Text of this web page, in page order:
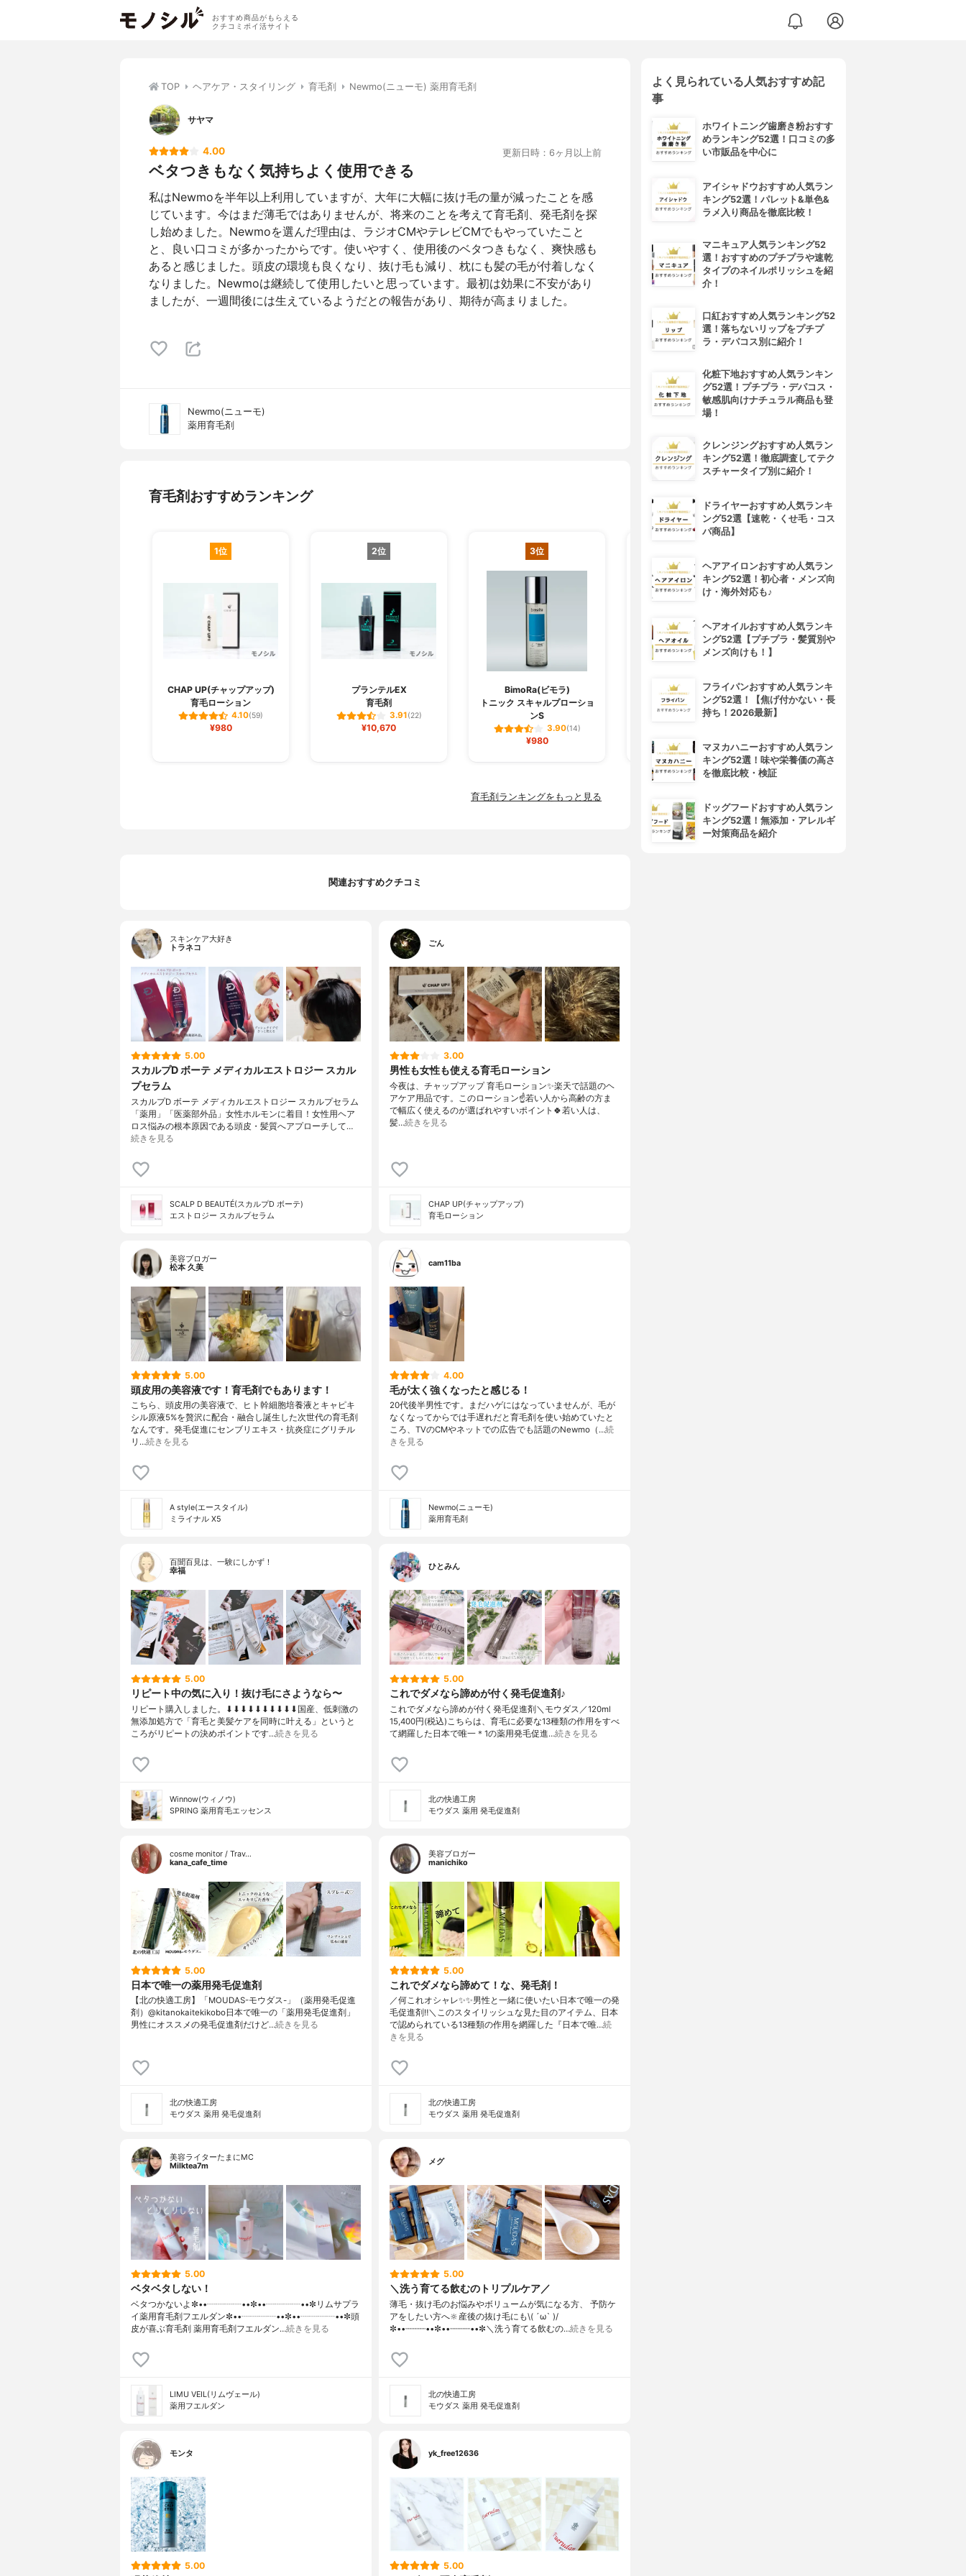
おすすめ商品がもらえる
クチコミポイ活サイト
TOP ヘアケア・スタイリング 育毛剤 Newmo(ニューモ) 薬用育毛剤
サヤマ
4.00 更新日時：6ヶ月以上前
ベタつきもなく気持ちよく使用できる
私はNewmoを半年以上利用していますが、大年に大幅に抜け毛の量が減ったことを感
じています。今はまだ薄毛ではありませんが、将来のことを考えて育毛剤、発毛剤を探
し始めました。Newmoを選んだ理由は、ラジオCMやテレビCMでもやっていたこと
と、良い口コミが多かったからです。使いやすく、使用後のベタつきもなく、爽快感も
あると感じました。頭皮の環境も良くなり、抜け毛も減り、枕にも髪の毛が付着しなく
なりました。Newmoは継続して使用したいと思っています。最初は効果に不安があり
ましたが、一週間後には生えているようだとの報告があり、期待が高まりました。
Newmo(ニューモ)
薬用育毛剤
育毛剤おすすめランキング
1位
CHAP UP(チャップアップ)
育毛ローション
4.10(59)
¥980
2位
プランテルEX
育毛剤
3.91(22)
¥10,670
3位
BimoRa(ビモラ)
トニック スキャルプローショ
ンS
3.90(14)
¥980
&GINO(アンドジーノ)
プレミアムグローパワー
3.88 (15)
FINJIA(フィンジア)
育毛剤ランキングをもっと見る
関連おすすめクチコミ
スキンケア大好き
トラネコ
5.00
スカルプD ボーテ メディカルエストロジー スカル
プセラム
スカルプD ボーテ メディカルエストロジー スカルプセラム
「薬用」「医薬部外品」女性ホルモンに着目！女性用ヘア
ロス悩みの根本原因である頭皮・髪質へアプローチして…
続きを見る
SCALP D BEAUTÉ(スカルプD ボーテ)
エストロジー スカルプセラム
ごん
3.00
男性も女性も使える育毛ローション
今夜は、チャップアップ 育毛ローション✨楽天で話題のヘ
アケア用品です。このローション☝️若い人から高齢の方ま
で幅広く使えるのが選ばれやすいポイント🍀若い人は、
髪…続きを見る
CHAP UP(チャップアップ)
育毛ローション
美容ブロガー
松本 久美
5.00
頭皮用の美容液です！育毛剤でもあります！
こちら、頭皮用の美容液で、ヒト幹細胞培養液とキャピキ
シル原液5%を贅沢に配合・融合し誕生した次世代の育毛剤
なんです。発毛促進にセンブリエキス・抗炎症にグリチル
リ…続きを見る
A style(エースタイル)
ミライナル X5
cam11ba
4.00
毛が太く強くなったと感じる！
20代後半男性です。まだハゲにはなっていませんが、毛が
なくなってからでは手遅れだと育毛剤を使い始めていたと
ころ、TVのCMやネットでの広告でも話題のNewmo（…続
きを見る
Newmo(ニューモ)
薬用育毛剤
百聞百見は、一験にしかず！
幸福
5.00
リピート中の気に入り！抜け毛にさようなら〜
リピート購入しました。⬇︎⬇︎⬇︎⬇︎⬇︎⬇︎⬇︎⬇︎⬇︎⬇︎国産、低刺激の
無添加処方で「育毛と美髪ケアを同時に叶える」というと
ころがリピートの決めポイントです…続きを見る
Winnow(ウィノウ)
SPRING 薬用育毛エッセンス
ひとみん
5.00
これでダメなら諦めが付く発毛促進剤♪
これでダメなら諦めが付く発毛促進剤＼モウダス／120ml
15,400円(税込)こちらは、育毛に必要な13種類の作用をすべ
て網羅した日本で唯一＊1の薬用発毛促進…続きを見る
北の快適工房
モウダス 薬用 発毛促進剤
cosme monitor / Trav…
kana_cafe_time
5.00
日本で唯一の薬用発毛促進剤
【北の快適工房】「MOUDAS-モウダス-」（薬用発毛促進
剤）@kitanokaitekikobo日本で唯一の「薬用発毛促進剤」
男性にオススメの発毛促進剤だけど…続きを見る
北の快適工房
モウダス 薬用 発毛促進剤
美容ブロガー
manichiko
5.00
これでダメなら諦めて！な、発毛剤！
／何これオシャレ✨✨男性と一緒に使いたい日本で唯一の発
毛促進剤‼︎＼このスタイリッシュな見た目のアイテム、日本
で認められている13種類の作用を網羅した『日本で唯…続
きを見る
北の快適工房
モウダス 薬用 発毛促進剤
美容ライターたまにMC
Milktea7m
5.00
ベタベタしない！
ベタつかないよ✼••┈┈┈┈••✼••┈┈┈┈••✼リムサプラ
イ薬用育毛剤フエルダン✼••┈┈┈┈••✼••┈┈┈┈••✼頭
皮が喜ぶ育毛剤 薬用育毛剤フエルダン…続きを見る
LIMU VEIL(リムヴェール)
薬用フエルダン
メグ
5.00
＼洗う育てる飲むのトリプルケア／
薄毛・抜け毛のお悩みやボリュームが気になる方、 予防ケ
アをしたい方へ🔆産後の抜け毛にも\( ´ω` )/
✼••┈┈┈┈••✼••┈┈┈┈••✼＼洗う育てる飲むの…続きを見る
北の快適工房
モウダス 薬用 発毛促進剤
モンタ
5.00
yk_free12636
5.00
よく見られている人気おすすめ記
事
ホワイトニング歯磨き粉おすす
めランキング52選！口コミの多
い市販品を中心に
アイシャドウおすすめ人気ラン
キング52選！パレット&単色&
ラメ入り商品を徹底比較！
マニキュア人気ランキング52
選！おすすめのプチプラや速乾
タイプのネイルポリッシュを紹
介！
口紅おすすめ人気ランキング52
選！落ちないリップをプチプ
ラ・デパコス別に紹介！
化粧下地おすすめ人気ランキン
グ52選！プチプラ・デパコス・
敏感肌向けナチュラル商品も登
場！
クレンジングおすすめ人気ラン
キング52選！徹底調査してテク
スチャータイプ別に紹介！
ドライヤーおすすめ人気ランキ
ング52選【速乾・くせ毛・コス
パ商品】
ヘアアイロンおすすめ人気ラン
キング52選！初心者・メンズ向
け・海外対応も♪
ヘアオイルおすすめ人気ランキ
ング52選【プチプラ・髪質別や
メンズ向けも！】
フライパンおすすめ人気ランキ
ング52選！【焦げ付かない・長
持ち！2026最新】
マヌカハニーおすすめ人気ラン
キング52選！味や栄養価の高さ
を徹底比較・検証
ドッグフードおすすめ人気ラン
キング52選！無添加・アレルギ
ー対策商品を紹介